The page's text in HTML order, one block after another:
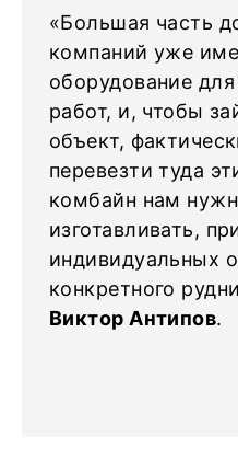
«Большая часть
компаний уже
оборудование
работ, и, чтобы
объект,
перевезти туда
комбайн нам
изготавливать,
индивидуальных
конкретного
Виктор Антипов.